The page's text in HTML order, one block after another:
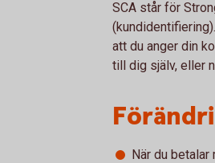
SCA står för
att du anger din
till dig själv, eller
När du